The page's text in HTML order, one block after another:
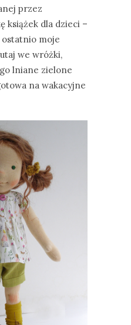
przez
książek dla dzieci –
ostatnio moje
we wróżki,
lniane zielone
na wakacyjne